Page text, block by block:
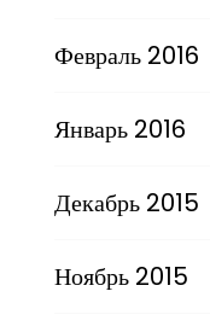
Февраль 2016
Январь 2016
Декабрь 2015
Ноябрь 2015